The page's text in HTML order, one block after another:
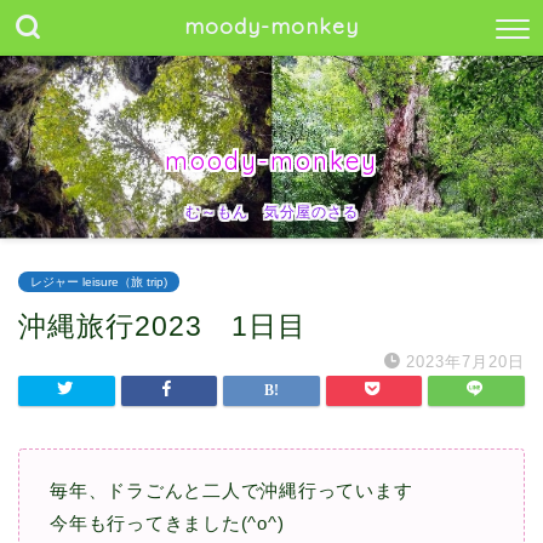
moody-monkey
moody-monkey
む～もん 気分屋のさる
レジャー leisure（旅 trip)
沖縄旅行2023 1日目
2023年7月20日
毎年、ドラごんと二人で沖縄行っています
今年も行ってきました(^o^)